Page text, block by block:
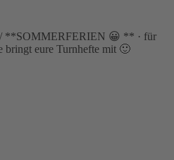
**SOMMERFERIEN 😀 ** · für
bringt eure Turnhefte mit 🙂